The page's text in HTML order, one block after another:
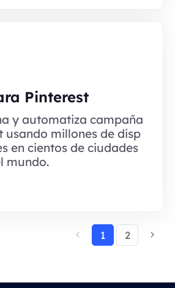
Pinterest
y automatiza campaña
usando millones de disp
en cientos de ciudades
mundo.
1 2